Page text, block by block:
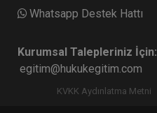
Whatsapp Destek Hattı
Kurumsal Talepleriniz İçin:
egitim@hukukegitim.com
KVKK Aydınlatma Metni